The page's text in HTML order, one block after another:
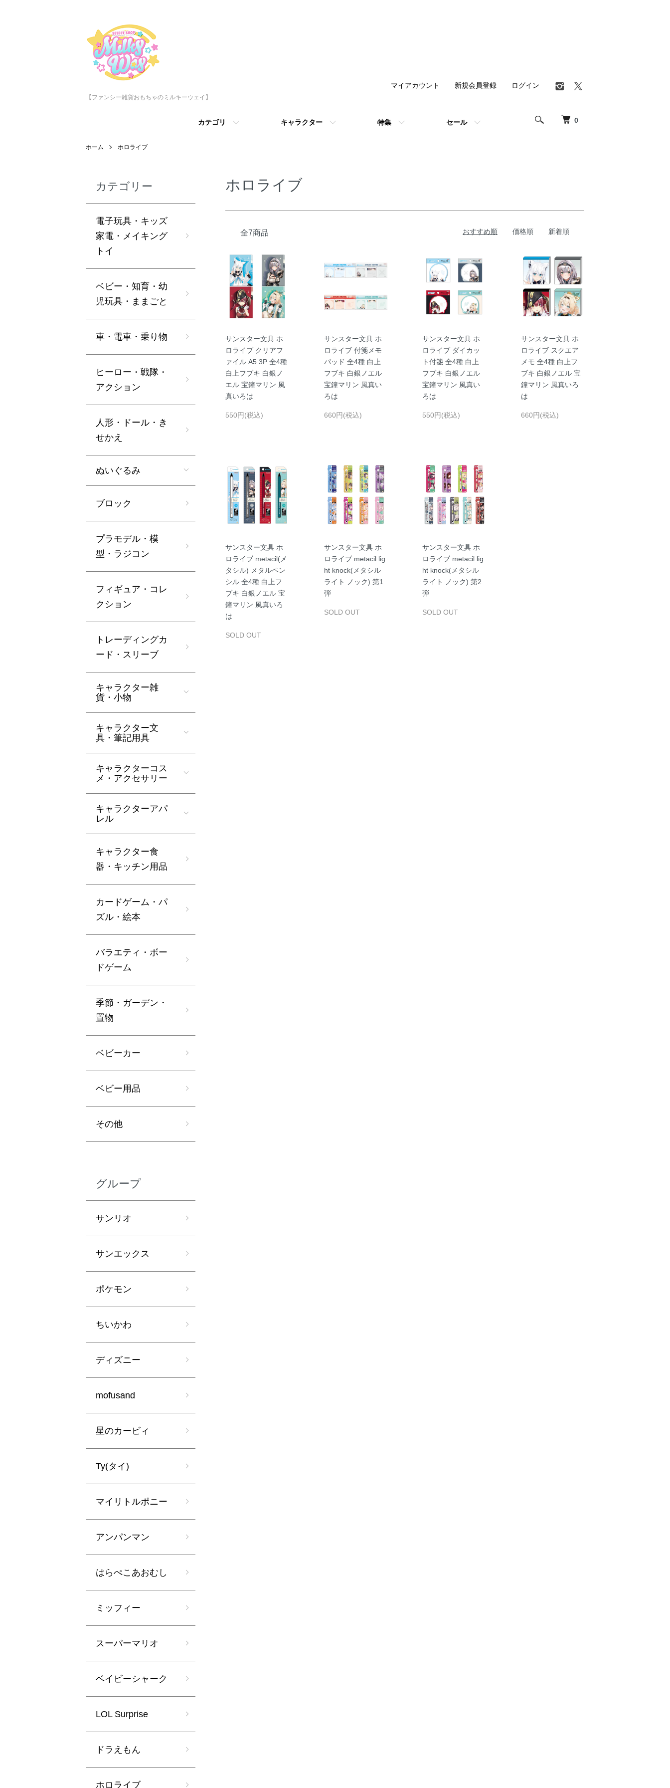
【ファンシー雑貨おもちゃのミルキーウェイ】
0
カテゴリ キャラクター 特集 セール
マイアカウント 新規会員登録 ログイン
ホーム ホロライブ
ホロライブ
全7商品 おすすめ順 価格順 新着順
サンスター文具 ホ
ロライブ クリアフ
ァイル A5 3P 全4種
白上フブキ 白銀ノ
エル 宝鐘マリン 風
真いろは
550円(税込)
サンスター文具 ホ
ロライブ 付箋メモ
パッド 全4種 白上
フブキ 白銀ノエル
宝鐘マリン 風真い
ろは
660円(税込)
サンスター文具 ホ
ロライブ ダイカッ
ト付箋 全4種 白上
フブキ 白銀ノエル
宝鐘マリン 風真い
ろは
550円(税込)
サンスター文具 ホ
ロライブ スクエア
メモ 全4種 白上フ
ブキ 白銀ノエル 宝
鐘マリン 風真いろ
は
660円(税込)
サンスター文具 ホ
ロライブ metacil(メ
タシル) メタルペン
シル 全4種 白上フ
ブキ 白銀ノエル 宝
鐘マリン 風真いろ
は
SOLD OUT
サンスター文具 ホ
ロライブ metacil lig
ht knock(メタシル
ライト ノック) 第1
弾
SOLD OUT
サンスター文具 ホ
ロライブ metacil lig
ht knock(メタシル
ライト ノック) 第2
弾
SOLD OUT
カテゴリー
電子玩具・キッズ
家電・メイキング
トイ
ベビー・知育・幼
児玩具・ままごと
車・電車・乗り物
ヒーロー・戦隊・
アクション
人形・ドール・き
せかえ
ぬいぐるみ
ブロック
プラモデル・模
型・ラジコン
フィギュア・コレ
クション
トレーディングカ
ード・スリーブ
キャラクター雑
貨・小物
キャラクター文
具・筆記用具
キャラクターコス
メ・アクセサリー
キャラクターアパ
レル
キャラクター食
器・キッチン用品
カードゲーム・パ
ズル・絵本
バラエティ・ボー
ドゲーム
季節・ガーデン・
置物
ベビーカー
ベビー用品
その他
グループ
サンリオ
サンエックス
ポケモン
ちいかわ
ディズニー
mofusand
星のカービィ
Ty(タイ)
マイリトルポニー
アンパンマン
はらぺこあおむし
ミッフィー
スーパーマリオ
ベイビーシャーク
LOL Surprise
ドラえもん
ホロライブ